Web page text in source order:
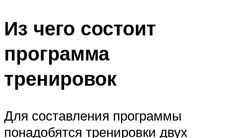
Из чего состоит
программа
тренировок
Для составления программы
понадобятся тренировки двух